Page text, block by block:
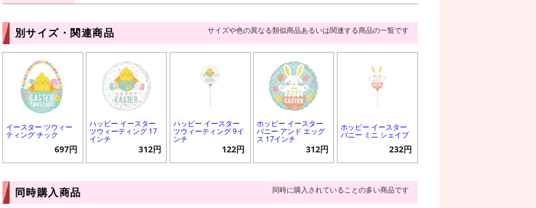
別サイズ・関連商品 サイズや色の異なる類似商品あるいは関連する商品の一覧です
イースター ツウィー
ティング チック
697円
ハッピー イースター
ツウィーティング 17
インチ
312円
ハッピー イースター
ツウィーティング 9イ
ンチ
122円
ホッピー イースター
バニー アンド エッグ
ス 17インチ
312円
ホッピー イースター
バニー ミニ シェイプ
232円
同時購入商品 同時に購入されていることの多い商品です